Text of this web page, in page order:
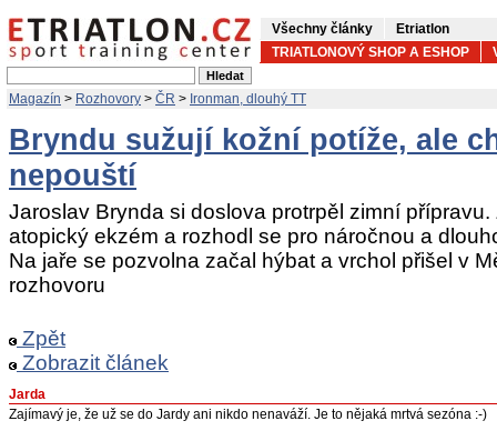
Všechny články
Etriatlon
TRIATLONOVÝ SHOP A ESHOP
Magazín > Rozhovory > ČR > Ironman, dlouhý TT
Bryndu sužují kožní potíže, ale
nepouští
Jaroslav Brynda si doslova protrpěl zimní
atopický ekzém a rozhodl se pro náročnou a
Na jaře se pozvolna začal hýbat a vrchol přišel v
rozhovoru
Zpět
Zobrazit článek
Jarda
Zajímavý je, že už se do Jardy ani nikdo nenaváží. Je to nějaká mrtvá sezóna :-)